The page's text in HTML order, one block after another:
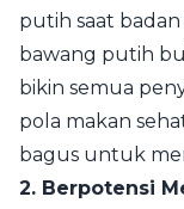
putih saat
bawang putih
bikin semua
pola makan
bagus untuk
2. Berpotensi